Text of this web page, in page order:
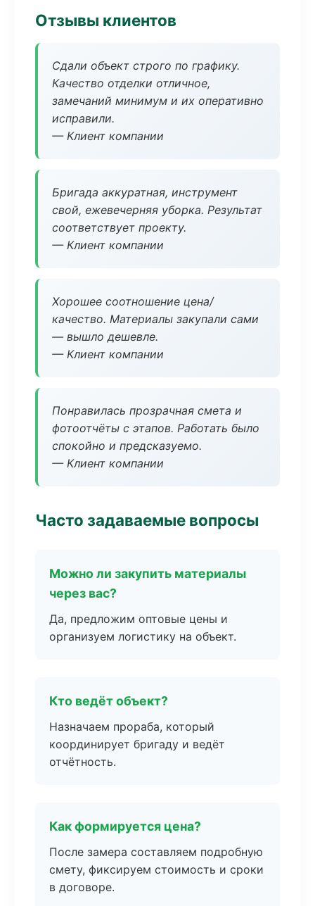
Отзывы клиентов
Сдали объект строго по графику.
Качество отделки отличное,
замечаний минимум и их оперативно
исправили.
— Клиент компании
Бригада аккуратная, инструмент
свой, ежевечерняя уборка. Результат
соответствует проекту.
— Клиент компании
Хорошее соотношение цена/
качество. Материалы закупали сами
— вышло дешевле.
— Клиент компании
Понравилась прозрачная смета и
фотоотчёты с этапов. Работать было
спокойно и предсказуемо.
— Клиент компании
Часто задаваемые вопросы
Можно ли закупить материалы
через вас?
Да, предложим оптовые цены и
организуем логистику на объект.
Кто ведёт объект?
Назначаем прораба, который
координирует бригаду и ведёт
отчётность.
Как формируется цена?
После замера составляем подробную
смету, фиксируем стоимость и сроки
в договоре.